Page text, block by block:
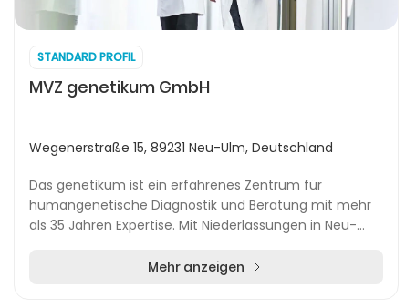
STANDARD PROFIL
MVZ genetikum GmbH
Wegenerstraße 15, 89231 Neu-Ulm, Deutschland
Das genetikum ist ein erfahrenes Zentrum für
humangenetische Diagnostik und Beratung mit mehr
als 35 Jahren Expertise. Mit Niederlassungen in Neu-
Mehr anzeigen